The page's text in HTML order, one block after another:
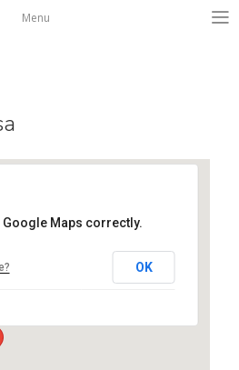
Menu
Maps correctly.
OK